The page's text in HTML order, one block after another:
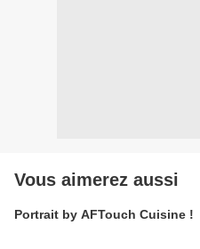
Vous aimerez aussi
Portrait by AFTouch Cuisine !